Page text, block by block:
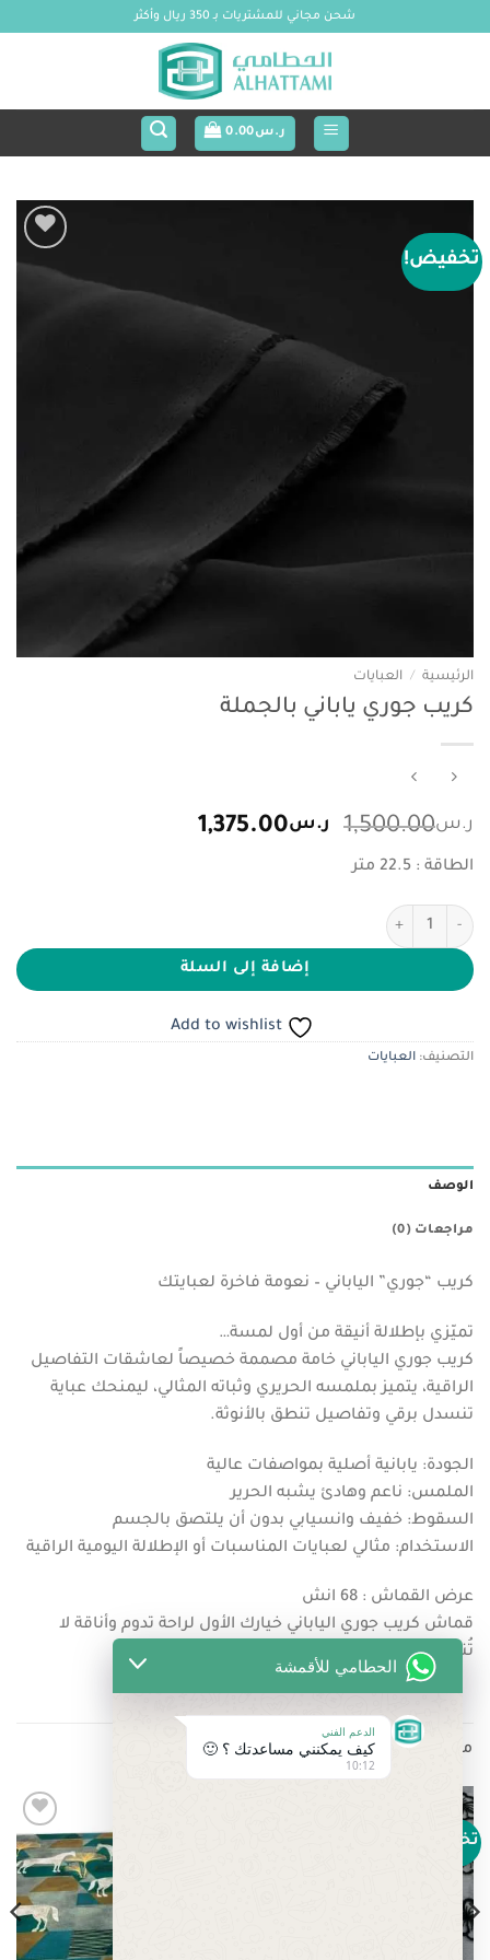
شحن مجاني للمشتريات بـ 350 ريال وأكثر
ر.س0.00
تخفيض!
Add to
الرئيسية / العبايات
كريب جوري ياباني بالجملة
ر.س1,500.00 السعر
ر.س1,375.00السعر
الطاقة : 22.5 متر
كمية كريب جوري ياباني بالجملة
إضافة إلى السلة
Add to wishlist
التصنيف: العبايات
الوصف
مراجعات (0)
كريب “جوري” الياباني – نعومة فاخرة لعبايتك
تميّزي بإطلالة أنيقة من أول لمسة…
كريب جوري الياباني خامة مصممة خصيصاً لعاشقات التفاصيل
الراقية، يتميز بملمسه الحريري وثباته المثالي، ليمنحك عباية
تنسدل برقي وتفاصيل تنطق بالأنوثة.
الجودة: يابانية أصلية بمواصفات عالية
الملمس: ناعم وهادئ يشبه الحرير
السقوط: خفيف وانسيابي بدون أن يلتصق بالجسم
الاستخدام: مثالي لعبايات المناسبات أو الإطلالة اليومية الراقية
عرض القماش : 68 انش
قماش كريب جوري الياباني خيارك الأول لراحة تدوم وأناقة لا
تُنسى
منتجات ذات صلة
تخفيض!
Add to
wishlist
الحطامي للأقمشة
الدعم الفني
كيف يمكنني مساعدتك ؟ 🙂
10:12